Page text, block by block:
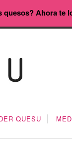
QUESU
Ahora te